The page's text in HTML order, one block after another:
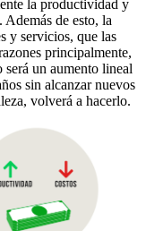
la productividad y
de esto, la
y servicios, que las
principalmente,
será un aumento lineal
sin alcanzar nuevos
volverá a hacerlo.